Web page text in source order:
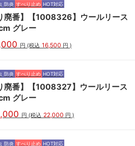
防炎 すべり止め HOT対応
廃番】【1008326】ウールリース
グレー
円 (税込 16,500 円 )
防炎 すべり止め HOT対応
廃番】【1008327】ウールリース
グレー
円 (税込 22,000 円 )
防炎 すべり止め HOT対応